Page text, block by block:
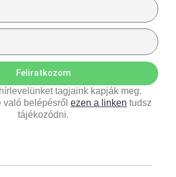
Feliratkozom
tagjaink kapják meg.
belépésről ezen a linken tudsz
tájékozódni.